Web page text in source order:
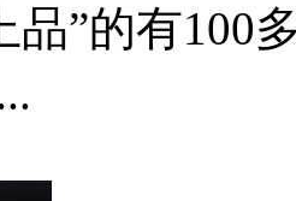
品”的有100